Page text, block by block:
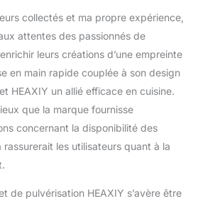
collectés et ma propre expérience,
attentes des passionnés de
leurs créations d’une empreinte
en main rapide couplée à son design
HEAXIY un allié efficace en cuisine.
que la marque fournisse
concernant la disponibilité des
rassurerait les utilisateurs quant à la
de pulvérisation HEAXIY s’avère être